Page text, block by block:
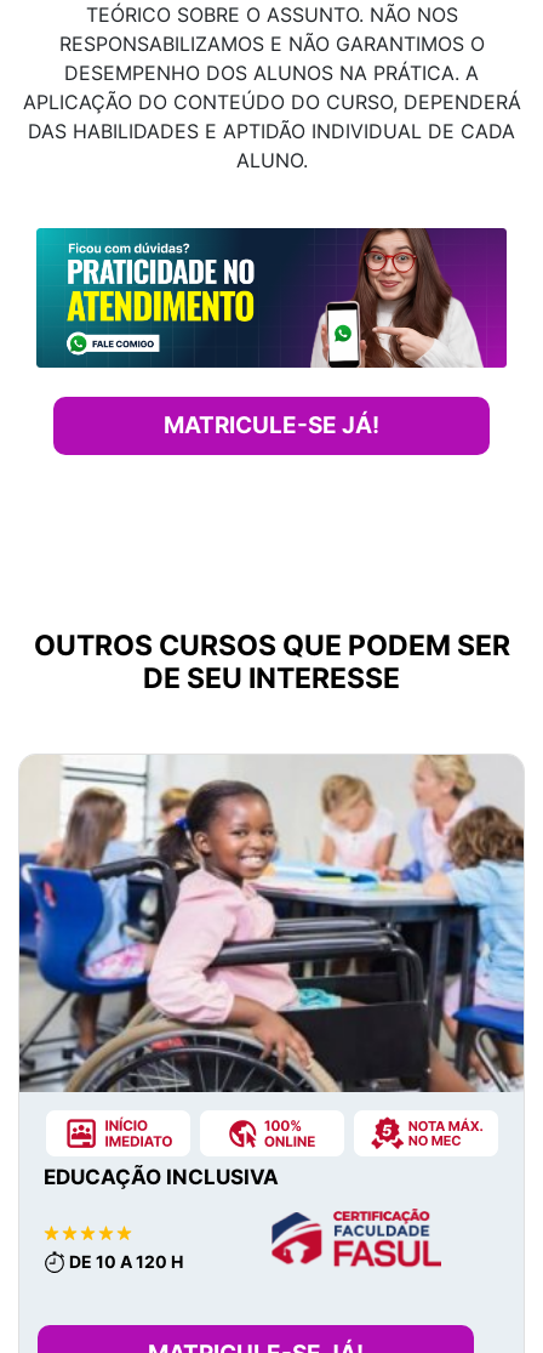
TEÓRICO SOBRE O ASSUNTO. NÃO NOS
RESPONSABILIZAMOS E NÃO GARANTIMOS O
DESEMPENHO DOS ALUNOS NA PRÁTICA. A
APLICAÇÃO DO CONTEÚDO DO CURSO, DEPENDERÁ
DAS HABILIDADES E APTIDÃO INDIVIDUAL DE CADA
ALUNO.
MATRICULE-SE JÁ!
OUTROS CURSOS QUE PODEM SER
DE SEU INTERESSE
EDUCAÇÃO INCLUSIVA
DE 10 A 120 H